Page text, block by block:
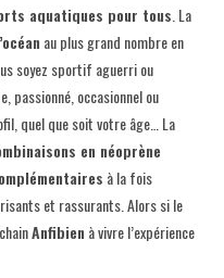
aquatiques pour tous . La
au plus grand nombre en
soyez sportif aguerri ou
occasionnel ou
quel que soit votre âge… La
en néoprène
à la fois
et rassurants. Alors si le
Anfibien à vivre l’expérience